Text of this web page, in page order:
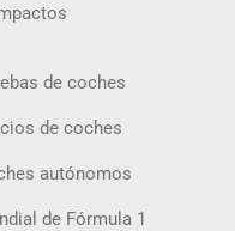
de coches
de coches
autónomos
de Fórmula 1